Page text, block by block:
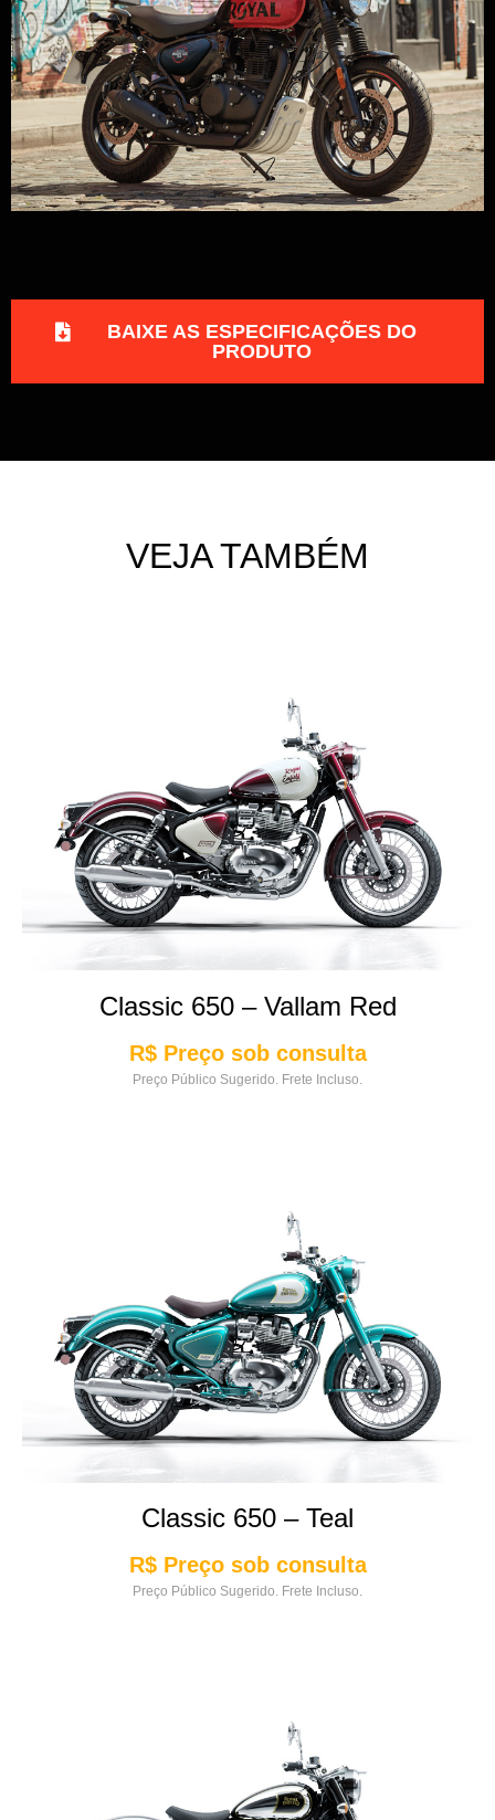
BAIXE AS ESPECIFICAÇÕES DO
PRODUTO
VEJA TAMBÉM
Classic 650 – Vallam Red
R$ Preço sob consulta
Preço Público Sugerido. Frete Incluso.
Classic 650 – Teal
R$ Preço sob consulta
Preço Público Sugerido. Frete Incluso.